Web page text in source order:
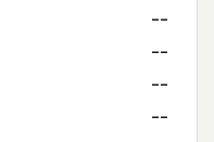
--
--
--
--